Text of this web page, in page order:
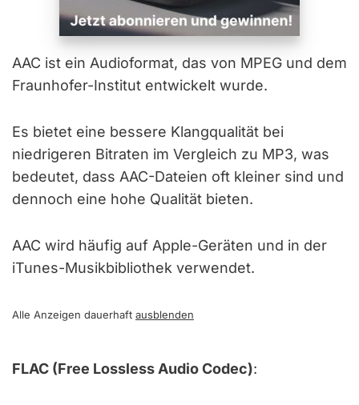
AAC ist ein Audioformat, das von MPEG und dem
Fraunhofer-Institut entwickelt wurde.
Es bietet eine bessere Klangqualität bei
niedrigeren Bitraten im Vergleich zu MP3, was
bedeutet, dass AAC-Dateien oft kleiner sind und
dennoch eine hohe Qualität bieten.
AAC wird häufig auf Apple-Geräten und in der
iTunes-Musikbibliothek verwendet.
Alle Anzeigen dauerhaft ausblenden
FLAC (Free Lossless Audio Codec):